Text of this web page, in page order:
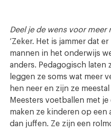
Deel je de wens voor
‘Zeker. Het is jammer dat
mannen in het onderwijs
anders. Pedagogisch laten
leggen ze soms wat meer
hen neer en zijn ze
Meesters voetballen met
maken ze kinderen op een
dan juffen. Ze zijn een